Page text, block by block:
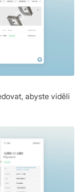
abyste viděli